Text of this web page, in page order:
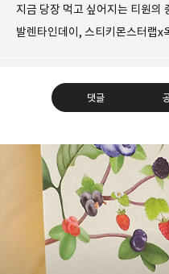
지금 당장 먹고 싶어지는 티원의
발렌타인데이, 스티키몬스터랩x
댓글
레이니아
다방면의 깊은 관심과 얕은 이해
비주류이자 진화하는 영원한 주변
구독하기
구독하기 카카오톡